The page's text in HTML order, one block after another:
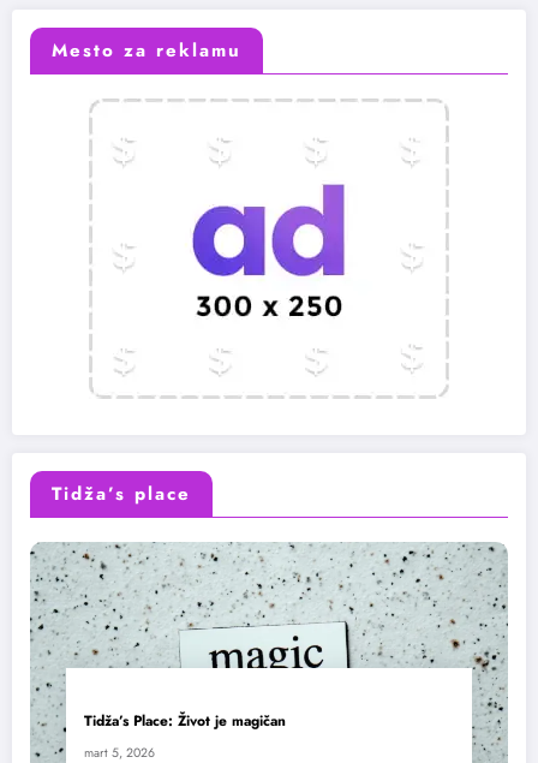
Mesto za reklamu
Tidža’s place
Tidža’s Place: Život je magičan
mart 5, 2026